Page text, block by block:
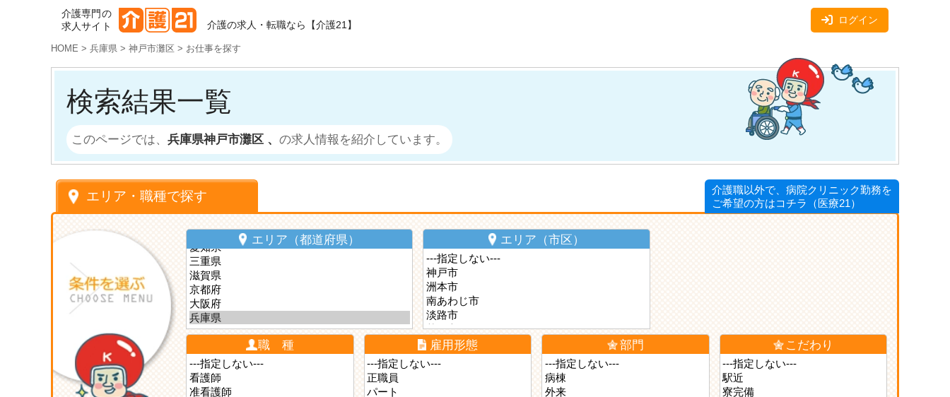
介護専門の
求人サイト
介護の求人・転職なら【介護21】 ログイン
HOME > 兵庫県 > 神戸市灘区 > お仕事を探す
検索結果一覧
このページでは、 兵庫県神戸市灘区 、 の求人情報を紹介しています。
介護職以外で、病院クリニック勤務を
ご希望の方はコチラ（医療21）
エリア・職種で探す
エリア（都道府県） エリア（市区）
職 種 雇用形態 部門 こだわり